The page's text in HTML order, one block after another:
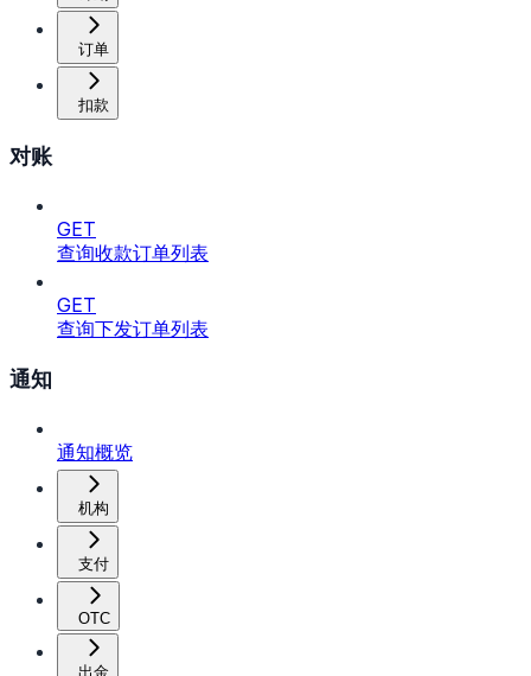
订单
扣款
对账
GET
查询收款订单列表
GET
查询下发订单列表
通知
通知概览
机构
支付
OTC
出金